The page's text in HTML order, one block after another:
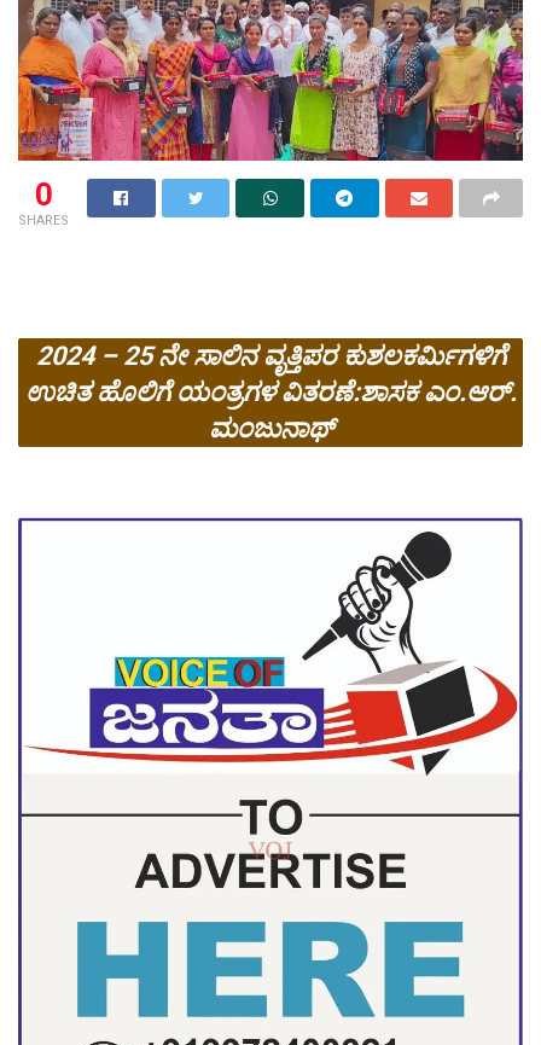
0
SHARES
2024 – 25 ನೇ ಸಾಲಿನ ವೃತ್ತಿಪರ ಕುಶಲಕರ್ಮಿಗಳಿಗೆ
ಉಚಿತ ಹೊಲಿಗೆ ಯಂತ್ರಗಳ ವಿತರಣೆ:ಶಾಸಕ ಎಂ.ಆರ್.
ಮಂಜುನಾಥ್